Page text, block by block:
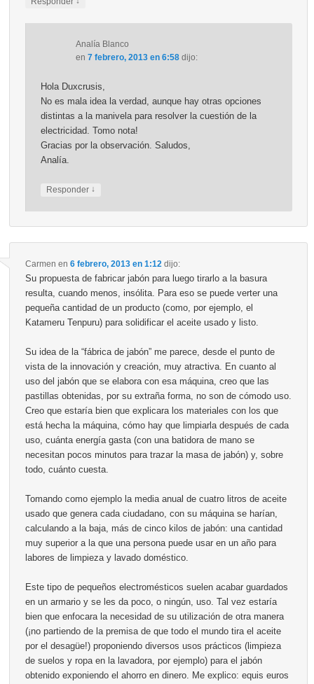
Analía Blanco
en 7 febrero, 2013 en 6:58 dijo:
Hola Duxcrusis,
No es mala idea la verdad, aunque hay otras opciones
distintas a la manivela para resolver la cuestión de la
electricidad. Tomo nota!
Gracias por la observación. Saludos,
Analía.
Responder ↓
Carmen en 6 febrero, 2013 en 1:12 dijo:
Su propuesta de fabricar jabón para luego tirarlo a la basura
resulta, cuando menos, insólita. Para eso se puede verter una
pequeña cantidad de un producto (como, por ejemplo, el
Katameru Tenpuru) para solidificar el aceite usado y listo.
Su idea de la “fábrica de jabón” me parece, desde el punto de
vista de la innovación y creación, muy atractiva. En cuanto al
uso del jabón que se elabora con esa máquina, creo que las
pastillas obtenidas, por su extraña forma, no son de cómodo uso.
Creo que estaría bien que explicara los materiales con los que
está hecha la máquina, cómo hay que limpiarla después de cada
uso, cuánta energía gasta (con una batidora de mano se
necesitan pocos minutos para trazar la masa de jabón) y, sobre
todo, cuánto cuesta.
Tomando como ejemplo la media anual de cuatro litros de aceite
usado que genera cada ciudadano, con su máquina se harían,
calculando a la baja, más de cinco kilos de jabón: una cantidad
muy superior a la que una persona puede usar en un año para
labores de limpieza y lavado doméstico.
Este tipo de pequeños electromésticos suelen acabar guardados
en un armario y se les da poco, o ningún, uso. Tal vez estaría
bien que enfocara la necesidad de su utilización de otra manera
(¡no partiendo de la premisa de que todo el mundo tira el aceite
por el desagüe!) proponiendo diversos usos prácticos (limpieza
de suelos y ropa en la lavadora, por ejemplo) para el jabón
obtenido exponiendo el ahorro en dinero. Me explico: equis euros